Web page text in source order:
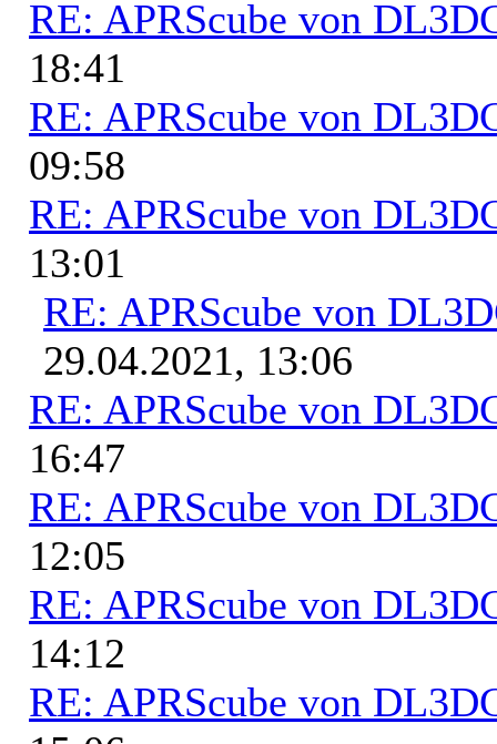
RE: APRScube von
18:41
RE: APRScube von
09:58
RE: APRScube von
13:01
RE: APRScube von
29.04.2021, 13:06
RE: APRScube von
16:47
RE: APRScube von
12:05
RE: APRScube von
14:12
RE: APRScube von